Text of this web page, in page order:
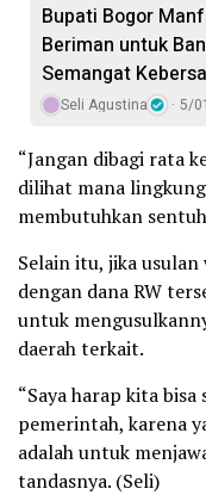
Bupati Bogor
Beriman untuk
Semangat
Seli Agustina 5/
“Jangan dibagi rata
dilihat mana
membutuhkan
Selain itu, jika
dengan dana RW
untuk
daerah terkait.
“Saya harap kita
pemerintah, karena
adalah untuk
tandasnya. (Seli)